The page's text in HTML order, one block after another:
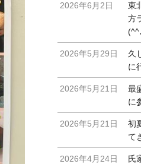
2026年6月2日
東
方
2026年5月29日
久
に
2026年5月21日
最
に
2026年5月21日
初
て
2026年4月24日
氏